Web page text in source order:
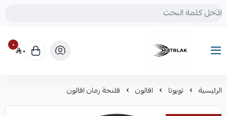
Motrlak
٠ ٠
الرئيسية تويوتا افالون فلنجة رمان افالون